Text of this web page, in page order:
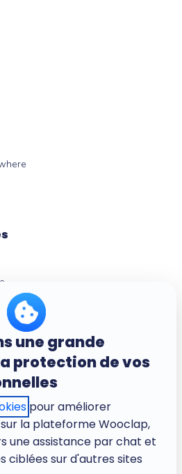
une grande
protection de vos
pour améliorer
la plateforme Wooclap,
une assistance par chat et
ciblées sur d'autres sites